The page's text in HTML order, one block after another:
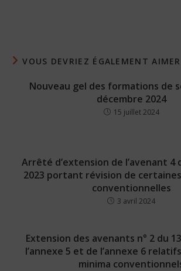
VOUS DEVRIEZ ÉGALEMENT AIMER
Nouveau gel des formations de
décembre 2024
15 juillet 2024
Arrêté d’extension de l’avenant 4
2023 portant révision de
conventionnelles
3 avril 2024
Extension des avenants n° 2 du
l’annexe 5 et de l’annexe 6
minima